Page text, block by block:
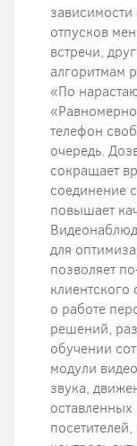
зависимости
отпусков
встречи,
алгоритмам
«По
телефон
очередь.
сокращает
соединение
повышает
для
позволяет
о работе
решений,
обучении
модули
звука,
оставленных